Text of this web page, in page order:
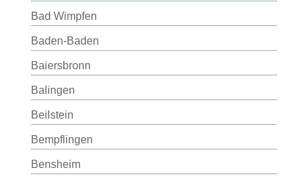
Bad Wimpfen
Baden-Baden
Baiersbronn
Balingen
Beilstein
Bempflingen
Bensheim